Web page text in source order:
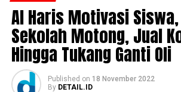
Al Haris Motivasi
Sekolah Motong, Jual
Hingga Tukang Ganti Oli
Published on 18 November 2022
By DETAIL.ID